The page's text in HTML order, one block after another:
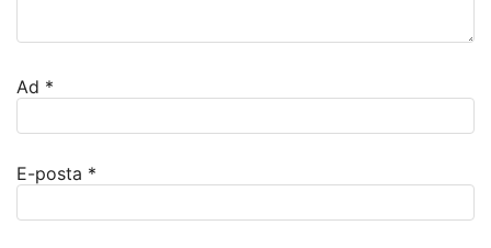
Ad *
E-posta *